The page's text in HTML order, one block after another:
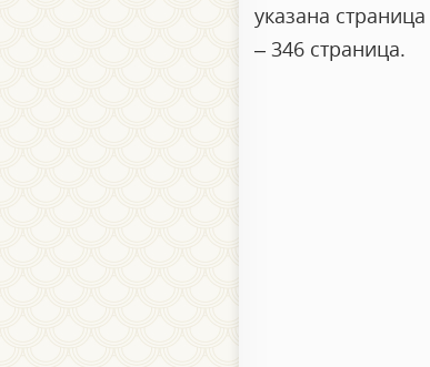
указана
– 346 страница.